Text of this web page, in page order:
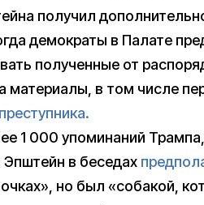
получил
демократы в Палате
полученные от
материалы, в том числе
1 000 упоминаний
в беседах
но был «собакой,